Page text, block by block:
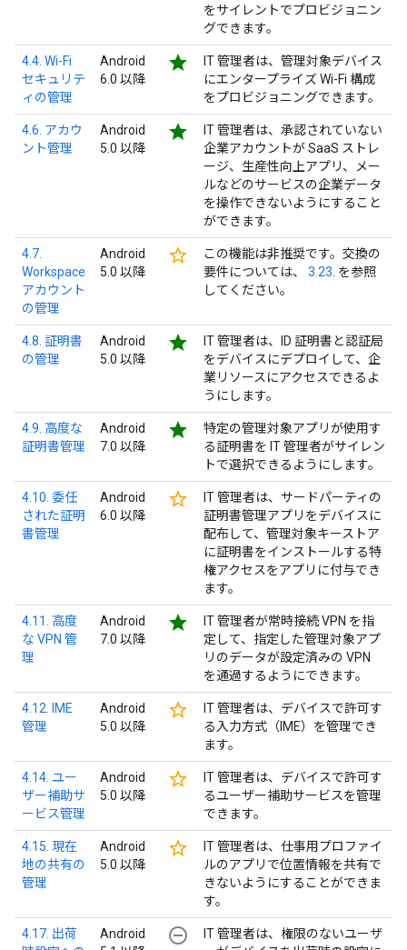
をサイレントでプロビジョニン
グできます。
4.4. Wi-Fi
セキュリテ
ィの管理
Android
6.0 以降
star
IT 管理者は、管理対象デバイス
にエンタープライズ Wi-Fi 構成
をプロビジョニングできます。
4.6. アカウ
ント管理
Android
5.0 以降
star
IT 管理者は、承認されていない
企業アカウントが SaaS ストレ
ージ、生産性向上アプリ、メー
ルなどのサービスの企業データ
を操作できないようにすること
ができます。
4.7.
Workspace
アカウント
の管理
Android
5.0 以降
star_border
この機能は非推奨です。交換の
要件については、
3.23. を参照
してください。
4.8. 証明書
の管理
Android
5.0 以降
star
IT 管理者は、ID 証明書と認証局
をデバイスにデプロイして、企
業リソースにアクセスできるよ
うにします。
4.9. 高度な
証明書管理
Android
7.0 以降
star
特定の管理対象アプリが使用す
る証明書を IT 管理者がサイレン
トで選択できるようにします。
4.10. 委任
された証明
書管理
Android
6.0 以降
star_border
IT 管理者は、サードパーティの
証明書管理アプリをデバイスに
配布して、管理対象キーストア
に証明書をインストールする特
権アクセスをアプリに付与でき
ます。
4.11. 高度
な VPN 管
理
Android
7.0 以降
star
IT 管理者が常時接続 VPN を指
定して、指定した管理対象アプ
リのデータが設定済みの VPN
を通過するようにできます。
4.12. IME
管理
Android
5.0 以降
star_border
IT 管理者は、デバイスで許可す
る入力方式（IME）を管理でき
ます。
4.14. ユー
ザー補助サ
ービス管理
Android
5.0 以降
star_border
IT 管理者は、デバイスで許可す
るユーザー補助サービスを管理
できます。
4.15. 現在
地の共有の
管理
Android
5.0 以降
star_border
IT 管理者は、仕事用プロファイ
ルのアプリで位置情報を共有で
きないようにすることができま
す。
4.17. 出荷
Android
remove_circle_outline
IT 管理者は、権限のないユーザ